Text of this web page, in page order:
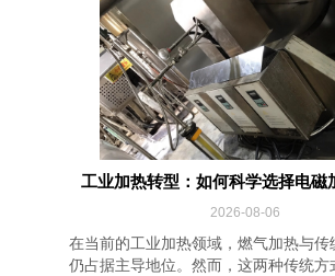
工业加热转型：如何科学选择电磁
2026-08-06
在当前的工业加热领域，燃气加热与传
仍占据主导地位。然而，这两种传统方